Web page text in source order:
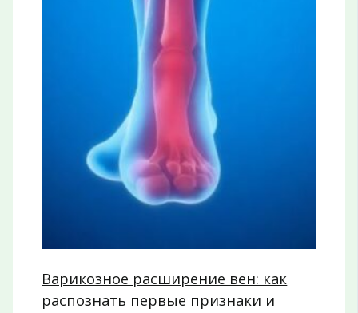
Варикозное расширение вен: как
распознать первые признаки и